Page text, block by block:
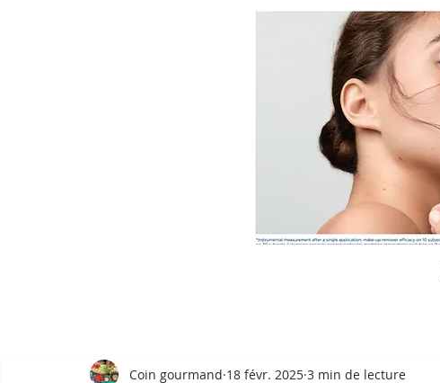
Coin gourmand 18 févr. 2025 3 min de lecture